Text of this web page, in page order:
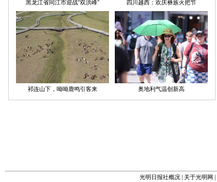
光明日报社概况 关于光明网